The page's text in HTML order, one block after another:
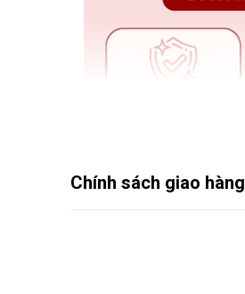
Chính sách giao hàng